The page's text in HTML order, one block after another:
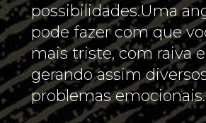
possibilidades.Uma
pode fazer com que
mais triste, com raiva
gerando assim
problemas emocionais.